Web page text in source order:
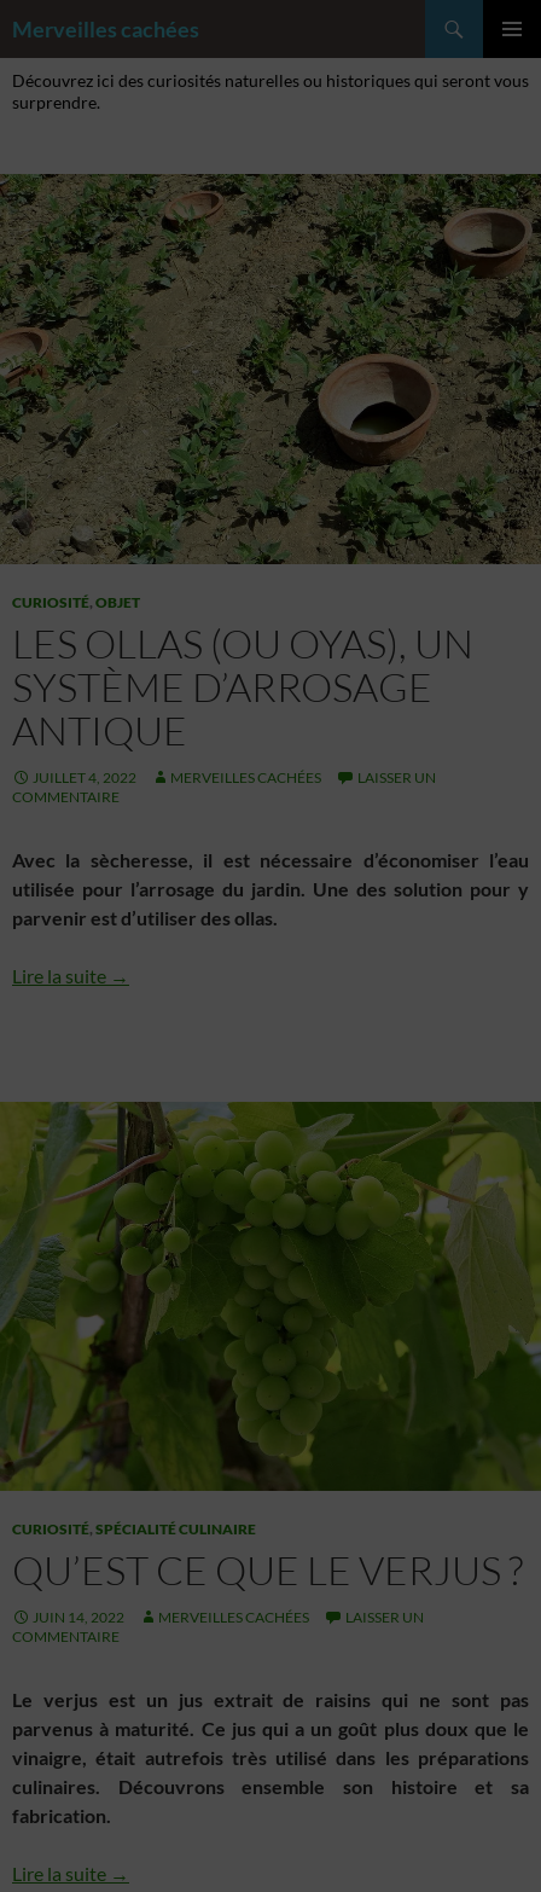
au
contenu
Merveilles cachées
Découvrez ici des curiosités naturelles ou historiques qui seront vous
surprendre.
CURIOSITÉ, OBJET
LES OLLAS (OU OYAS), UN
SYSTÈME D’ARROSAGE
ANTIQUE
JUILLET 4, 2022 MERVEILLES CACHÉES
LAISSER UN
COMMENTAIRE
Avec la sècheresse, il est nécessaire d’économiser l’eau
utilisée pour l’arrosage du jardin. Une des solution pour y
parvenir est d’utiliser des ollas.
Lire la suite →
CURIOSITÉ, SPÉCIALITÉ CULINAIRE
QU’EST CE QUE LE VERJUS ?
JUIN 14, 2022 MERVEILLES CACHÉES
LAISSER UN
COMMENTAIRE
Le verjus est un jus extrait de raisins qui ne sont pas
parvenus à maturité. Ce jus qui a un goût plus doux que le
vinaigre, était autrefois très utilisé dans les préparations
culinaires. Découvrons ensemble son histoire et sa
fabrication.
Lire la suite →